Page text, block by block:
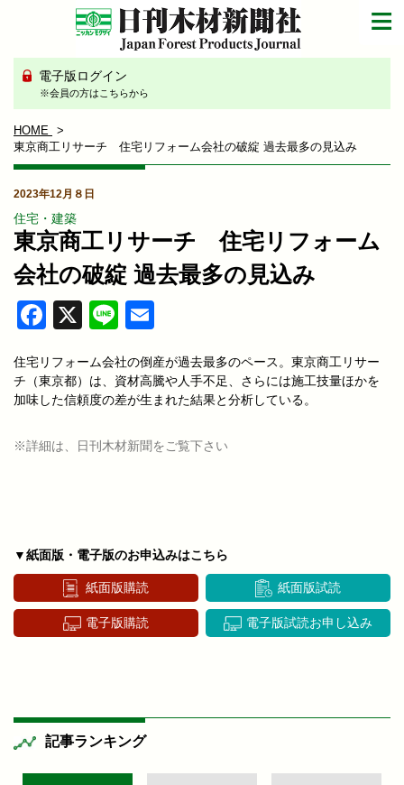
電子版ログイン
※会員の方はこちらから
HOME
東京商工リサーチ 住宅リフォーム会社の破綻 過去最多の見込み
2023年12月８日
住宅・建築
東京商工リサーチ 住宅リフォーム
会社の破綻 過去最多の見込み
Facebook
X Line
住宅リフォーム会社の倒産が過去最多のペース。東京商工リサー
チ（東京都）は、資材高騰や人手不足、さらには施工技量ほかを
加味した信頼度の差が生まれた結果と分析している。
※詳細は、日刊木材新聞をご覧下さい
▼紙面版・電子版のお申込みはこちら
紙面版購読 紙面版試読
電子版購読 電子版試読お申し込み
記事ランキング